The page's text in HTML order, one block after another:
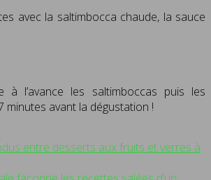
avec la saltimbocca chaude, la sauce
à l’avance les saltimboccas puis les
avant la dégustation !
entre desserts aux fruits et verres à